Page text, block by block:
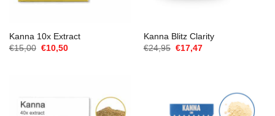
Kanna 10x Extract
€15,00 O
preço
€10,50O
Kanna Blitz Clarity
€24,95 O
preço
€17,47O